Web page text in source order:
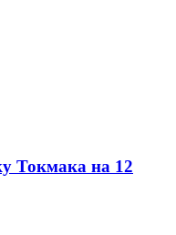
Токмака на 12